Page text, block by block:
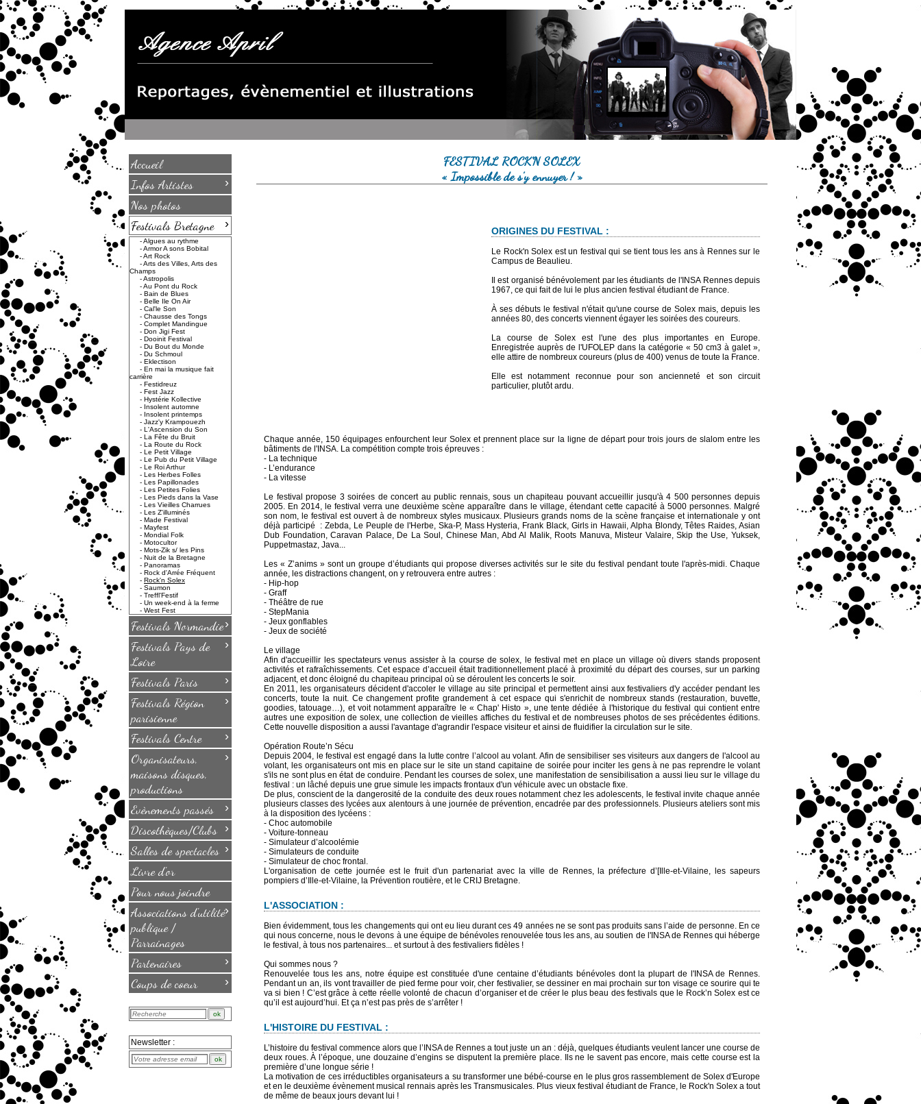
Accueil
Infos Artistes
›
Nos photos
Festivals Bretagne
›
-Algues au rythme
-Armor A sons Bobital
-Art Rock
-Arts des Villes, Arts des
Champs
-Astropolis
-Au Pont du Rock
- Bain de Blues
- Belle Ile On Air
- Cal'le Son
- Chausse des Tongs
- Complet Mandingue
- Don Jigi Fest
- Dooinit Festival
- Du Bout du Monde
- Du Schmoul
- Eklectison
- En mai la musique fait
carrière
- Festidreuz
- Fest Jazz
- Hystérie Kollective
- Insolent automne
- Insolent printemps
- Jazz'y Krampouezh
- L'Ascension du Son
- La Fête du Bruit
- La Route du Rock
- Le Petit Village
- Le Pub du Petit Village
- Le Roi Arthur
- Les Herbes Folles
- Les Papillonades
- Les Petites Folies
- Les Pieds dans la Vase
- Les Vieilles Charrues
- Les Z'illuminés
- Made Festival
- Mayfest
- Mondial Folk
- Motocultor
- Mots-Zik s/ les Pins
- Nuit de la Bretagne
- Panoramas
- Rock d'Arrée Fréquent
- Rock'n Solex
- Saumon
- Treffl'Festif
- Un week-end à la ferme
- West Fest
Festivals Normandie›
Festivals Pays de
Loire
›
Festivals Paris ›
Festivals Région
parisienne
›
Festivals Centre ›
Organisateurs,
maisons disques,
productions
›
Evènements passés ›
Discothèques/Clubs ›
Salles de spectacles ›
Livre d'or
Pour nous joindre
Associations d'utilité
publique /
Parrainages
›
Partenaires ›
Coups de coeur ›
Newsletter :
FESTIVAL ROCK'N SOLEX
« Impossible de s'y ennuyer ! »
ORIGINES DU FESTIVAL :
Le Rock'n Solex est un festival qui se tient tous les ans à Rennes sur le
Campus de Beaulieu.
Il est organisé bénévolement par les étudiants de l'INSA Rennes depuis
1967, ce qui fait de lui le plus ancien festival étudiant de France.
À ses débuts le festival n'était qu'une course de Solex mais, depuis les
années 80, des concerts viennent égayer les soirées des coureurs.
La course de Solex est l'une des plus importantes en Europe.
Enregistrée auprès de l'UFOLEP dans la catégorie « 50 cm3 à galet »,
elle attire de nombreux coureurs (plus de 400) venus de toute la France.
Elle est notamment reconnue pour son ancienneté et son circuit
particulier, plutôt ardu.
Chaque année, 150 équipages enfourchent leur Solex et prennent place sur la ligne de départ pour trois jours de slalom entre les
bâtiments de l'INSA. La compétition compte trois épreuves :
- La technique
- L’endurance
- La vitesse
Le festival propose 3 soirées de concert au public rennais, sous un chapiteau pouvant accueillir jusqu'à 4 500 personnes depuis
2005. En 2014, le festival verra une deuxième scène apparaître dans le village, étendant cette capacité à 5000 personnes. Malgré
son nom, le festival est ouvert à de nombreux styles musicaux. Plusieurs grands noms de la scène française et internationale y ont
déjà participé : Zebda, Le Peuple de l'Herbe, Ska-P, Mass Hysteria, Frank Black, Girls in Hawaii, Alpha Blondy, Têtes Raides, Asian
Dub Foundation, Caravan Palace, De La Soul, Chinese Man, Abd Al Malik, Roots Manuva, Misteur Valaire, Skip the Use, Yuksek,
Puppetmastaz, Java...
Les « Z’anims » sont un groupe d’étudiants qui propose diverses activités sur le site du festival pendant toute l'après-midi. Chaque
année, les distractions changent, on y retrouvera entre autres :
- Hip-hop
- Graff
- Théâtre de rue
- StepMania
- Jeux gonflables
- Jeux de société
Le village
Afin d'accueillir les spectateurs venus assister à la course de solex, le festival met en place un village où divers stands proposent
activités et rafraîchissements. Cet espace d’accueil était traditionnellement placé à proximité du départ des courses, sur un parking
adjacent, et donc éloigné du chapiteau principal où se déroulent les concerts le soir.
En 2011, les organisateurs décident d'accoler le village au site principal et permettent ainsi aux festivaliers d'y accéder pendant les
concerts, toute la nuit. Ce changement profite grandement à cet espace qui s'enrichit de nombreux stands (restauration, buvette,
goodies, tatouage…), et voit notamment apparaître le « Chap' Histo », une tente dédiée à l'historique du festival qui contient entre
autres une exposition de solex, une collection de vieilles affiches du festival et de nombreuses photos de ses précédentes éditions.
Cette nouvelle disposition a aussi l'avantage d'agrandir l'espace visiteur et ainsi de fluidifier la circulation sur le site.
Opération Route’n Sécu
Depuis 2004, le festival est engagé dans la lutte contre l’alcool au volant. Afin de sensibiliser ses visiteurs aux dangers de l'alcool au
volant, les organisateurs ont mis en place sur le site un stand capitaine de soirée pour inciter les gens à ne pas reprendre le volant
s'ils ne sont plus en état de conduire. Pendant les courses de solex, une manifestation de sensibilisation a aussi lieu sur le village du
festival : un lâché depuis une grue simule les impacts frontaux d'un véhicule avec un obstacle fixe.
De plus, conscient de la dangerosité de la conduite des deux roues notamment chez les adolescents, le festival invite chaque année
plusieurs classes des lycées aux alentours à une journée de prévention, encadrée par des professionnels. Plusieurs ateliers sont mis
à la disposition des lycéens :
- Choc automobile
- Voiture-tonneau
- Simulateur d’alcoolémie
- Simulateurs de conduite
- Simulateur de choc frontal.
L'organisation de cette journée est le fruit d'un partenariat avec la ville de Rennes, la préfecture d’[Ille-et-Vilaine, les sapeurs
pompiers d’Ille-et-Vilaine, la Prévention routière, et le CRIJ Bretagne.
L'ASSOCIATION :
Bien évidemment, tous les changements qui ont eu lieu durant ces 49 années ne se sont pas produits sans l’aide de personne. En ce
qui nous concerne, nous le devons à une équipe de bénévoles renouvelée tous les ans, au soutien de l'INSA de Rennes qui héberge
le festival, à tous nos partenaires... et surtout à des festivaliers fidèles !
Qui sommes nous ?
Renouvelée tous les ans, notre équipe est constituée d'une centaine d’étudiants bénévoles dont la plupart de l'INSA de Rennes.
Pendant un an, ils vont travailler de pied ferme pour voir, cher festivalier, se dessiner en mai prochain sur ton visage ce sourire qui te
va si bien ! C’est grâce à cette réelle volonté de chacun d’organiser et de créer le plus beau des festivals que le Rock’n Solex est ce
qu’il est aujourd’hui. Et ça n’est pas près de s’arrêter !
L'HISTOIRE DU FESTIVAL :
L’histoire du festival commence alors que l’INSA de Rennes a tout juste un an : déjà, quelques étudiants veulent lancer une course de
deux roues. À l’époque, une douzaine d’engins se disputent la première place. Ils ne le savent pas encore, mais cette course est la
première d’une longue série !
La motivation de ces irréductibles organisateurs a su transformer une bébé-course en le plus gros rassemblement de Solex d'Europe
et en le deuxième évènement musical rennais après les Transmusicales. Plus vieux festival étudiant de France, le Rock'n Solex a tout
de même de beaux jours devant lui !